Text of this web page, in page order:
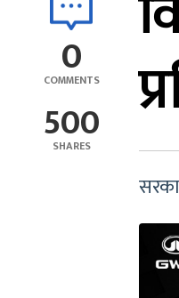
0
COMMENTS
500
SHARES